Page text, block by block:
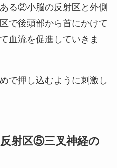
る②小脳の反射区と外側
で後頭部から首にかけて
血流を促進していきま
で押し込むように刺激し
射区⑤三叉神経の